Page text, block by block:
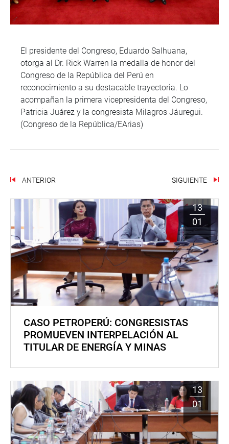
El presidente del Congreso, Eduardo Salhuana,
otorga al Dr. Rick Warren la medalla de honor del
Congreso de la República del Perú en
reconocimiento a su destacable trayectoria. Lo
acompañan la primera vicepresidenta del Congreso,
Patricia Juárez y la congresista Milagros Jáuregui.
(Congreso de la República/EArias)
ANTERIOR SIGUIENTE
13
01
CASO PETROPERÚ: CONGRESISTAS
PROMUEVEN INTERPELACIÓN AL
TITULAR DE ENERGÍA Y MINAS
13
01